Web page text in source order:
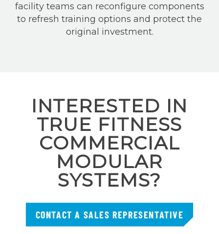
facility teams can reconfigure components
to refresh training options and protect the
original investment.
INTERESTED IN
TRUE FITNESS
COMMERCIAL
MODULAR
SYSTEMS?
CONTACT A SALES REPRESENTATIVE